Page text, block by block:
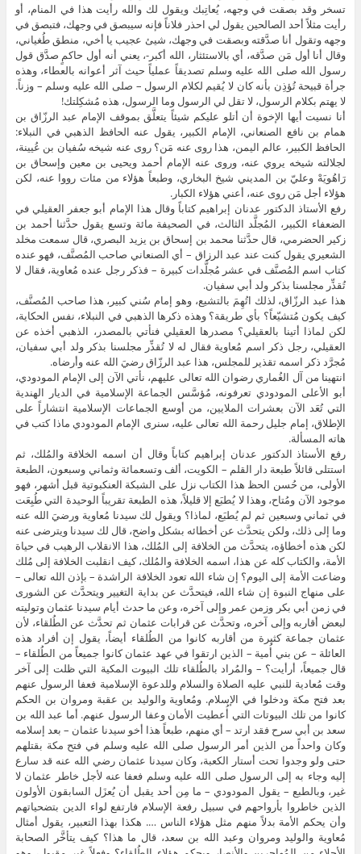
تسخر وقد بصقت في وجهه، يُعاتِبك ويقول لك والله رأيت هذا في المنام، أو
رأيت مثلاً أحد الصالحين يقول لي احذر فلاناً فإنه سيبصق في وجهك، فتبصق في
وجهه وتقول أنا صدَّقته وبصقت في وجهك، شيئ عجيب يا أخي، منطق طُغياني،
وقال أنا أول مَن صدَّقه، أي بالاستئثار، الله أكبر-، يعني أنه أول حاكمٍ صدَّق قول
رسول الله صلى الله عليه وسلم تصديقاً عملياً حيث آثر أعوانه بالعطاء، وهذه
جرأة قبيحة تُؤذِن بأنه كان لا يُقيم لكلام الرسول – صلى الله عليه وسلم – وزناً.
لا يهتم بكلام الرسول، لا تقل لي الرسول وما الرسول، هذه مُشكِلتك!
أنا نسيت أيها الإخوة أن أتلو عليكم شيئاً يتعلَّق بموقف الإمام عبد الرزّاق بن
همام بن نافع الصنعاني، الإمام الكبير، يقول عنه الحافظ الذهبي في النبلاء:
الحافظ الكبير، عالم اليمن، هذا روى عنه مَن؟ روى عنه شيخه سُفيان بن عُيينة،
لجلالته شيخه يروي عنه، وروى عنه الإمام أحمد ويحيى بن معين وإسحاق بن
رَاهُويَهْ وعليّ بن المديني شيخ البخاري، وطبعاً هؤلاء من مئات رووا عنه، لكن
هؤلاء أجل مَن روى عنه، أعني هؤلاء الكبار.
رفع الأستاذ الدكتور عدنان إبراهيم كتاباً وقال هذا الإمام أبو جعفر العقيلي في
الضعفاء الكبير، المُجلَّد الثالث، في الصحيفة مائة وتسع يقول حدَّثنا أحمد بن
زكير الحضرمي، قال حدَّثنا محمد بن إسحاق بن يزيد البصري، قال سمعت مخلد
الشعيري يقول كنت عند عبد الرزاق – أي الصنعاني صاحب المُصنَّف، فهو عنده
كتاب اسم المُصنَّف في عشر مُجلَّدات كبيرة – فذكر رجل عنده مُعاوية، فقال لا
تُقذِّر مجلسنا بذكر ولد أبي سفيان.
هذا عبد الرزّاق، لذلك اتُهِمَ بالتشيع، وهو إمام سُني كبير، هذا صاحب المُصنَّف،
كيف يكون مُتشيّعاً؟ بأي طريقة؟ وهذه ذكرها الذهبي في النبلاء، نفس الحكاية،
لكن لماذا أتينا بالعقيلي؟ مصدرها العقيلي فنأتي بالمصدر، الذهبي أخذه عن
العقيلي، رجل ذكر اسم مُعاوية فقال له لا تُقذِّر مجلسنا بذكر ولد أبي سفيان،
مُجرَّد ذكر اسمه تقذير للمجلس، هذا عبد الرزّاق رضيَ الله عنه وأرضاه.
انتهينا من آل الغُماري رضوان الله تعالى عليهم، نأتي الآن إلى الإمام المودودي،
أبو الأعلى المودودي تعرفونه، مُؤسَّس الجماعة الإسلامية في الديار الهندية
التي تُعَد الآن بعشرات الملايين، من أوسع الجماعات الإسلامية انتشاراً على
الإطلاق، إمام جليل رحمة الله تعالى عليه، سنرى الإمام المودودي ماذا كتب في
هاته المسألة.
رفع الأستاذ الدكتور عدنان إبراهيم كتاباً وقال أن اسمه الخلافة والمُلك، ثم
استتلى قائلاً طبعة دار القلم – الكويت، ألف وتسعمائة وثماني وسبعون، الطبعة
الأولى، من حُسن الحظ هذا الكتاب نزل على الشبكة العنكبوتية قبل أشهر، فهو
موجود الآن ومُتاح، وهذا لا يُطبَع إلا قليلاً، هذه الطبعة تقريباً الوحيدة التي طُبِعَت
في ثماني وسبعين ثم لم يُطبَع، لماذا؟ ويقول لك سيدنا مُعاوية ورضيَ الله عنه
وما إلى ذلك، ولكن يتحدَّث عن أخطائه بشكل واضح، قال لك سيدنا ويترضى عنه
لكن هذه أخطاؤه، يتحدَّث من الخلافة إلى المُلك، هذا الانقلاب الرهيب في حياة
الأمة، والكتاب كله عن هذا، اسمه الخلافة والمُلك، كيف انقلبت الخلافة إلى مُلك
وضاعت الأمة إلى اليوم؟ إن شاء الله تعود الخلافة الراشدة – بإذن الله تعالى –
على منهاج النبوة إن شاء الله، فيتحدَّث عن بداية التغيير ويتحدَّث عن الشورى
في زمن أبي بكر وزمن عمر وإلى آخره، وعن ما حدث أيام سيدنا عثمان وتوليته
لبعض أقاربه وإلى آخره، وتحدَّث عن قرابات عثمان ثم تحدَّث عن الطُلقاء، لأن
عثمان جماعة كثيرة من أقاربه كانوا من الطُلقاء أيضاً، يقول إن أفراد هذه
العائلة – عن بني أُمية – الذين ارتقوا في عهد عثمان كانوا جميعاً من الطُلقاء –
قال جميعاً، أرأيت؟ – والمُراد بالطُلقاء تلك البيوت المكية التي ظلت إلى آخر
وقت مُعادية للنبي عليه الصلاة والسلام وللدعوة الإسلامية فعفا الرسول عنهم
بعد فتح مكة ودخلوا في الإسلام. ومُعاوية والوليد بن عقبة ومروان بن الحكم
كانوا من تلك البيوتات التي أُعطيت الأمان وعفا الرسول عنهم. أما عبد الله بن
سعد بن أبي سرح فقد ارتد – أي منهم، طبعاً هذا أخو سيدنا عثمان – بعد إسلامه
وكان واحداً من الذين أمر الرسول صلى الله عليه وسلم في فتح مكة بقتلهم
حتى ولو وجدوا تحت أستار الكعبة، وكان سيدنا عثمان رضي الله عنه قد سارع
إليه وجاء به إلى الرسول صلى الله عليه وسلم فعفا عنه لأجل خاطر عثمان لا
غير، وبالطبع – يقول المودودي – ما مِن أحد يقبل أن يُعزَل السابقون الأولون
الذين خاطروا بأرواحهم في سبيل رفعة الإسلام فارتفع لواء الدين بتضحياتهم
وأن يحكم الأمة بدلاً منهم مثل هؤلاء الناس …. هكذا بهذا التعبير، يقول أمثال
مُعاوية والوليد ومروان وعبد الله بن سعد، قال ما هذا؟ كيف يتأخَّر الصحابة